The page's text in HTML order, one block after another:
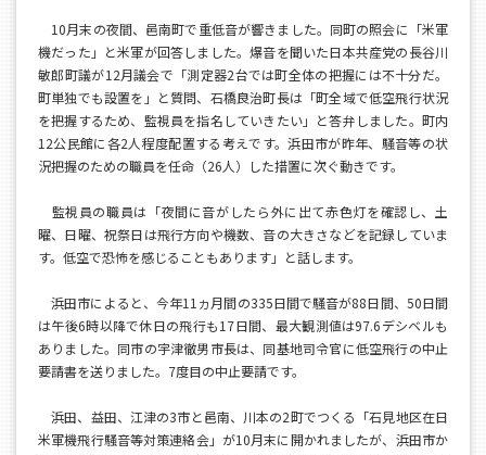
10月末の夜間、邑南町で重低音が響きました。同町の照会に「米軍
機だった」と米軍が回答しました。爆音を聞いた日本共産党の長谷川
敏郎町議が12月議会で「測定器2台では町全体の把握には不十分だ。
町単独でも設置を」と質問、石橋良治町長は「町全域で低空飛行状況
を把握するため、監視員を指名していきたい」と答弁しました。町内
12公民館に各2人程度配置する考えです。浜田市が昨年、騒音等の状
況把握のための職員を任命（26人）した措置に次ぐ動きです。
監視員の職員は「夜間に音がしたら外に出て赤色灯を確認し、土
曜、日曜、祝祭日は飛行方向や機数、音の大きさなどを記録していま
す。低空で恐怖を感じることもあります」と話します。
浜田市によると、今年11ヵ月間の335日間で騒音が88日間、50日間
は午後6時以降で休日の飛行も17日間、最大観測値は97.6デシベルも
ありました。同市の宇津徹男市長は、同基地司令官に低空飛行の中止
要請書を送りました。7度目の中止要請です。
浜田、益田、江津の3市と邑南、川本の2町でつくる「石見地区在日
米軍機飛行騒音等対策連絡会」が10月末に開かれましたが、浜田市か